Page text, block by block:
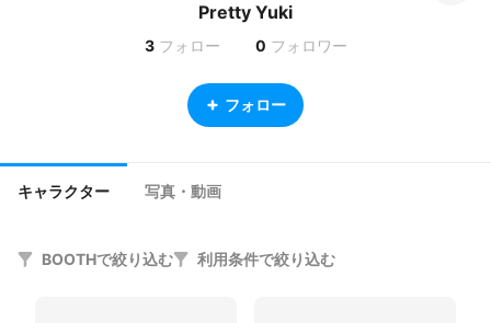
Pretty Yuki
3 フォロー 0 フォロワー
フォロー
キャラクター 写真・動画
BOOTHで絞り込む 利用条件で絞り込む